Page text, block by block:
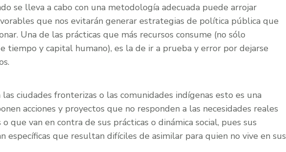
se lleva a cabo con una metodología adecuada puede arrojar
que nos evitarán generar estrategias de política pública que
Una de las prácticas que más recursos consume (no sólo
tiempo y capital humano), es la de ir a prueba y error por dejarse
ciudades fronterizas o las comunidades indígenas esto es una
acciones y proyectos que no responden a las necesidades reales
que van en contra de sus prácticas o dinámica social, pues sus
específicas que resultan difíciles de asimilar para quien no vive en sus